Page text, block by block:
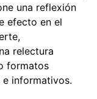
una reflexión
efecto en el
relectura
formatos
informativos.